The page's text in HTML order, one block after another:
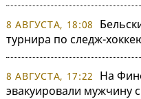
8 АВГУСТА, 18:08
турнира по следж-
8 АВГУСТА, 17:22
На
эвакуировали мужчину